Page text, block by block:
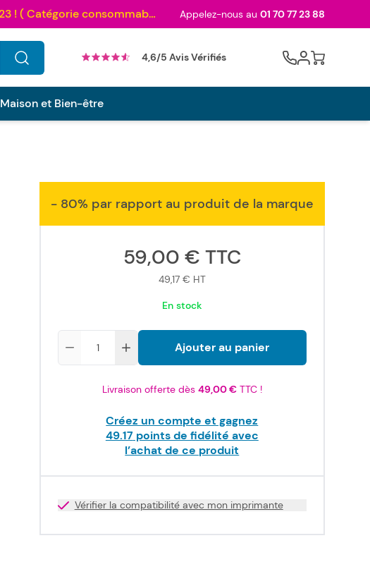
Au palmarès des meilleurs sites en 2024 et sacré n°1 en 2022 et 2023 ! ( Catégorie consommables) Appelez-nous au 01 70 77 23 88
4,6/5 Avis Vérifiés Cart
Maison et Bien-être
- 80% par rapport au produit de la marque
59,00 € TTC
49,17 € HT
En stock
Ajouter au panier
Livraison offerte dès 49,00 €TTC !
Créez un compte et gagnez
49.17 points de fidélité avec
l’achat de ce produit
Vérifier la compatibilité avec mon imprimante